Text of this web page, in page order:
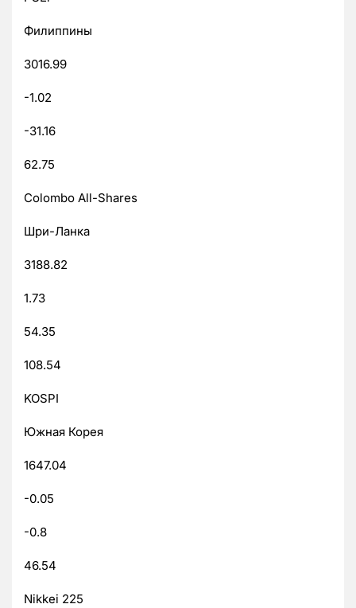
Филиппины
3016.99
-1.02
-31.16
62.75
Colombo All-Shares
Шри-Ланка
3188.82
1.73
54.35
108.54
KOSPI
Южная Корея
1647.04
-0.05
-0.8
46.54
Nikkei 225